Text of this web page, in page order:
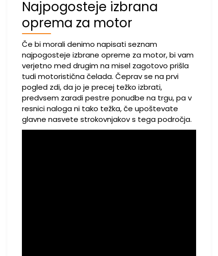
Najpogosteje izbrana
oprema za motor
Če bi morali denimo napisati seznam
najpogosteje izbrane opreme za motor, bi vam
verjetno med drugim na misel zagotovo prišla
tudi motoristična čelada. Čeprav se na prvi
pogled zdi, da jo je precej težko izbrati,
predvsem zaradi pestre ponudbe na trgu, pa v
resnici naloga ni tako težka, če upoštevate
glavne nasvete strokovnjakov s tega področja.